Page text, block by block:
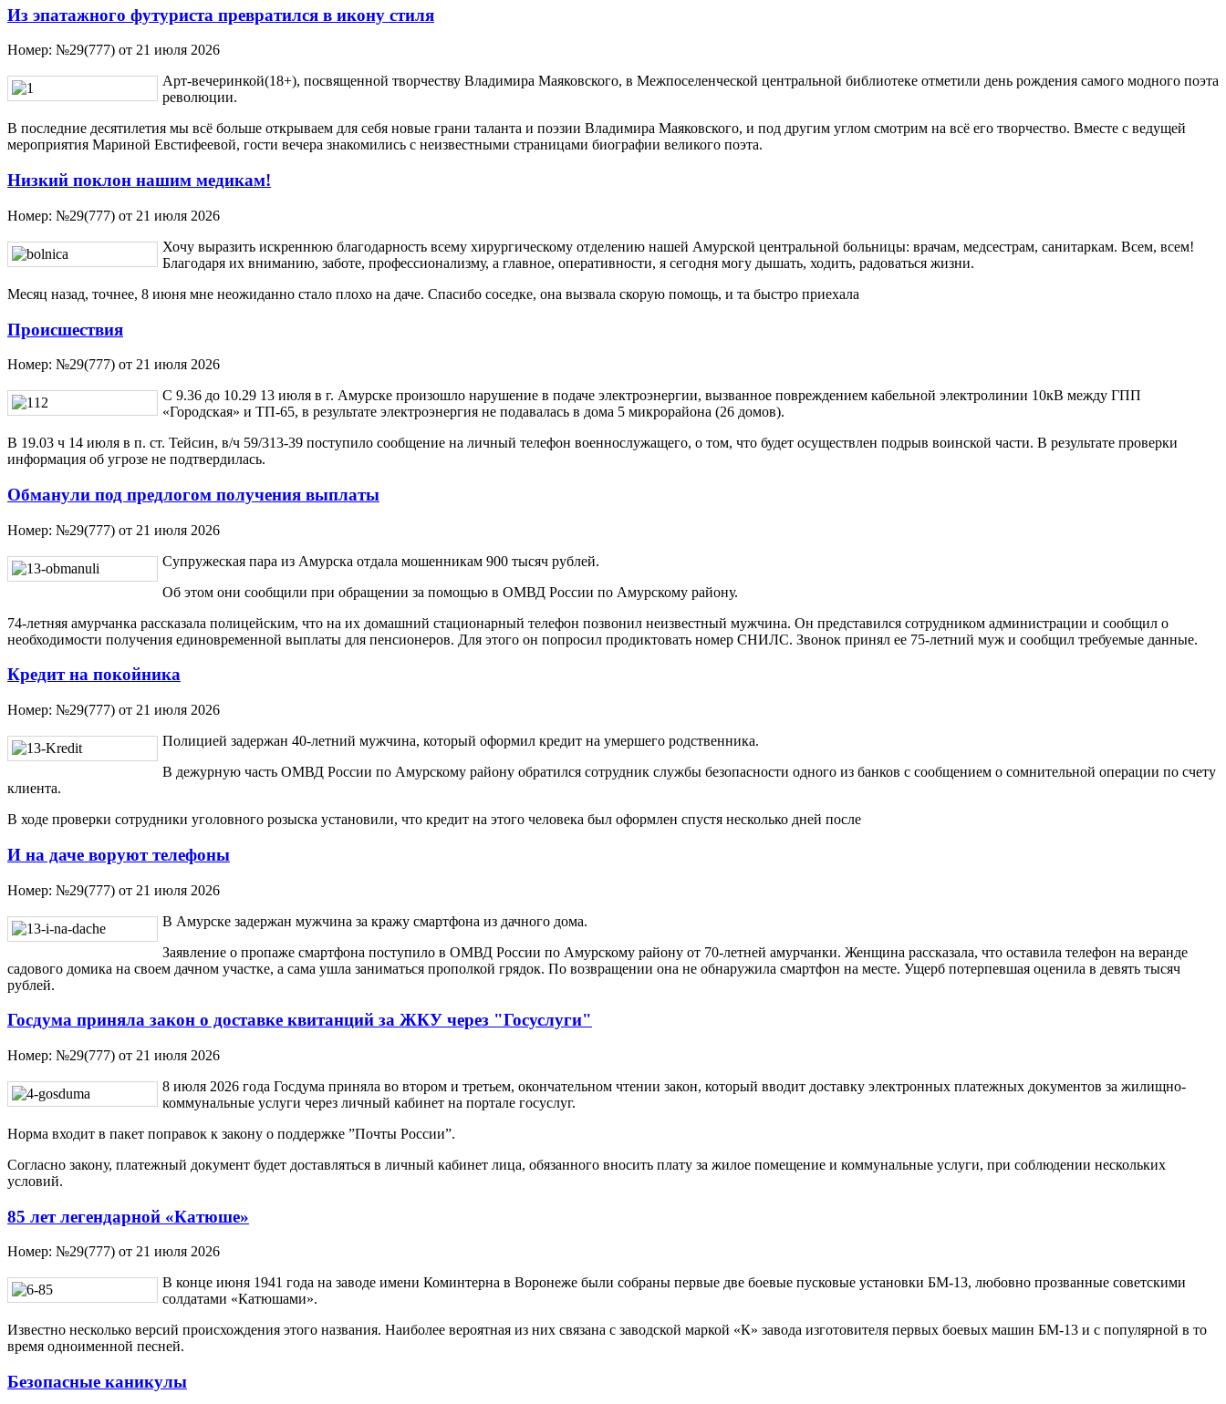
Из эпатажного футуриста превратился в икону стиля
Номер: №29(777) от 21 июля 2026
Арт-вечеринкой(18+), посвященной творчеству Владимира Маяковского, в Межпоселенческой центральной библиотеке отметили день рождения самого модного поэта
революции.
В последние десятилетия мы всё больше открываем для себя новые грани таланта и поэзии Владимира Маяковского, и под другим углом смотрим на всё его творчество. Вместе с ведущей
мероприятия Мариной Евстифеевой, гости вечера знакомились с неизвестными страницами биографии великого поэта.
Низкий поклон нашим медикам!
Номер: №29(777) от 21 июля 2026
Хочу выразить искреннюю благодарность всему хирургическому отделению нашей Амурской центральной больницы: врачам, медсестрам, санитаркам. Всем, всем!
Благодаря их вниманию, заботе, профессионализму, а главное, оперативности, я сегодня могу дышать, ходить, радоваться жизни.
Месяц назад, точнее, 8 июня мне неожиданно стало плохо на даче. Спасибо соседке, она вызвала скорую помощь, и та быстро приехала
Происшествия
Номер: №29(777) от 21 июля 2026
С 9.36 до 10.29 13 июля в г. Амурске произошло нарушение в подаче электроэнергии, вызванное повреждением кабельной электролинии 10кВ между ГПП
«Городская» и ТП-65, в результате электроэнергия не подавалась в дома 5 микрорайона (26 домов).
В 19.03 ч 14 июля в п. ст. Тейсин, в/ч 59/313-39 поступило сообщение на личный телефон военнослужащего, о том, что будет осуществлен подрыв воинской части. В результате проверки
информация об угрозе не подтвердилась.
Обманули под предлогом получения выплаты
Номер: №29(777) от 21 июля 2026
Супружеская пара из Амурска отдала мошенникам 900 тысяч рублей.
Об этом они сообщили при обращении за помощью в ОМВД России по Амурскому району.
74-летняя амурчанка рассказала полицейским, что на их домашний стационарный телефон позвонил неизвестный мужчина. Он представился сотрудником администрации и сообщил о
необходимости получения единовременной выплаты для пенсионеров. Для этого он попросил продиктовать номер СНИЛС. Звонок принял ее 75-летний муж и сообщил требуемые данные.
Кредит на покойника
Номер: №29(777) от 21 июля 2026
Полицией задержан 40-летний мужчина, который оформил кредит на умершего родственника.
В дежурную часть ОМВД России по Амурскому району обратился сотрудник службы безопасности одного из банков с сообщением о сомнительной операции по счету
клиента.
В ходе проверки сотрудники уголовного розыска установили, что кредит на этого человека был оформлен спустя несколько дней после
И на даче воруют телефоны
Номер: №29(777) от 21 июля 2026
В Амурске задержан мужчина за кражу смартфона из дачного дома.
Заявление о пропаже смартфона поступило в ОМВД России по Амурскому району от 70-летней амурчанки. Женщина рассказала, что оставила телефон на веранде
садового домика на своем дачном участке, а сама ушла заниматься прополкой грядок. По возвращении она не обнаружила смартфон на месте. Ущерб потерпевшая оценила в девять тысяч
рублей.
Госдума приняла закон о доставке квитанций за ЖКУ через "Госуслуги"
Номер: №29(777) от 21 июля 2026
8 июля 2026 года Госдума приняла во втором и третьем, окончательном чтении закон, который вводит доставку электронных платежных документов за жилищно-
коммунальные услуги через личный кабинет на портале госуслуг.
Норма входит в пакет поправок к закону о поддержке ”Почты России”.
Согласно закону, платежный документ будет доставляться в личный кабинет лица, обязанного вносить плату за жилое помещение и коммунальные услуги, при соблюдении нескольких
условий.
85 лет легендарной «Катюше»
Номер: №29(777) от 21 июля 2026
В конце июня 1941 года на заводе имени Коминтерна в Воронеже были собраны первые две боевые пусковые установки БМ-13, любовно прозванные советскими
солдатами «Катюшами».
Известно несколько версий происхождения этого названия. Наиболее вероятная из них связана с заводской маркой «К» завода изготовителя первых боевых машин БМ-13 и с популярной в то
время одноименной песней.
Безопасные каникулы